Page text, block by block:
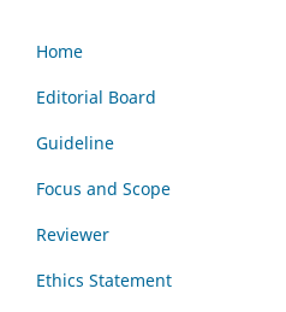
Home
Editorial Board
Guideline
Focus and Scope
Reviewer
Ethics Statement